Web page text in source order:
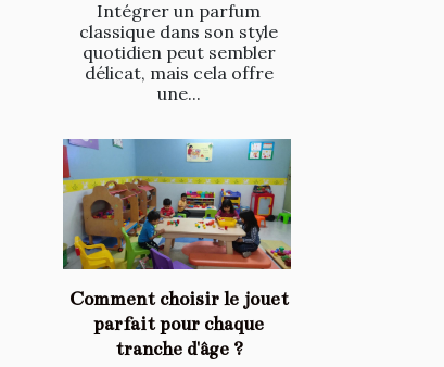
Intégrer un parfum
classique dans son style
quotidien peut sembler
délicat, mais cela offre
une...
Comment choisir le jouet
parfait pour chaque
tranche d'âge ?